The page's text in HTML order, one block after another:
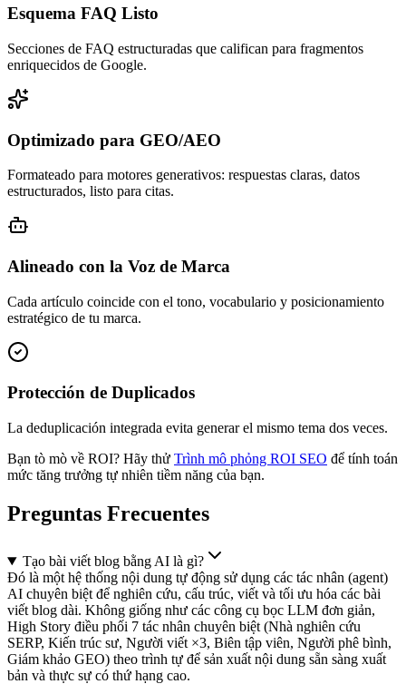
Esquema FAQ Listo
Secciones de FAQ estructuradas que califican para fragmentos
enriquecidos de Google.
Optimizado para GEO/AEO
Formateado para motores generativos: respuestas claras, datos
estructurados, listo para citas.
Alineado con la Voz de Marca
Cada artículo coincide con el tono, vocabulario y posicionamiento
estratégico de tu marca.
Protección de Duplicados
La deduplicación integrada evita generar el mismo tema dos veces.
Bạn tò mò về ROI? Hãy thử Trình mô phỏng ROI SEO để tính toán
mức tăng trưởng tự nhiên tiềm năng của bạn.
Preguntas Frecuentes
Tạo bài viết blog bằng AI là gì?
Đó là một hệ thống nội dung tự động sử dụng các tác nhân (agent)
AI chuyên biệt để nghiên cứu, cấu trúc, viết và tối ưu hóa các bài
viết blog dài. Không giống như các công cụ bọc LLM đơn giản,
High Story điều phối 7 tác nhân chuyên biệt (Nhà nghiên cứu
SERP, Kiến trúc sư, Người viết ×3, Biên tập viên, Người phê bình,
Giám khảo GEO) theo trình tự để sản xuất nội dung sẵn sàng xuất
bản và thực sự có thứ hạng cao.